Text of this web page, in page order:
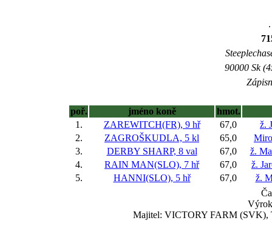
90000 Sk
poř. jméno koně
hmot.
1.
ZAREWITCH(FR), 9 hř 67,0
ž.
2.
ZAGROŠKUDLA, 5 kl 65,0
3.
DERBY SHARP, 8 val 67,0
ž.
4.
RAIN MAN(SLO), 7 hř 67,0
ž.
5.
HANNI(SLO), 5 hř 67,0
ž.
Majitel: VICTORY FARM (SVK),